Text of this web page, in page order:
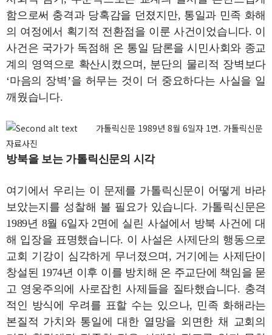
함으로써 충격과 당혹감을 던졌지만, 통일과 민족 화해
의 여정에서 획기적 전환점을 이룬 사건이었습니다. 이
사건은 국가가 독점해 온 통일 담론을 시민사회와 종교
계의 영역으로 확산시켰으며, 분단의 물리적 장벽보다
‘마음의 장벽’을 허무는 것이 더 중요하다는 사실을 일
깨웠습니다.
가톨릭신문 1989년 8월 6일자 1면. 가톨릭신문
자료사진
방북을 보는 가톨릭신문의 시각
여기에서 우리는 이 문제를 가톨릭신문이 어떻게 바라
보았는지를 성찰해 볼 필요가 있습니다. 가톨릭신문은
1989년 8월 6일자 2면에 실린 사설에서 방북 사건에 대
해 입장을 표명했습니다. 이 사설은 사제단의 행동으로
교회 기강이 심각하게 무너졌으며, 거기에는 사제단이
창설된 1974년 이후 이를 방치해 온 주교단에 책임을 묻
고 영웅주의에 사로잡힌 사제들을 질타했습니다. 충격
적인 방식에 우려를 표할 수는 있으나, 민족 화해라는
본질적 가치와 통일에 대한 열망을 외면한 채 교회의